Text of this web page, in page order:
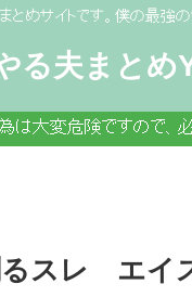
とめサイトです。僕の最強
る夫まとめ
大変危険ですので、
るスレ エ